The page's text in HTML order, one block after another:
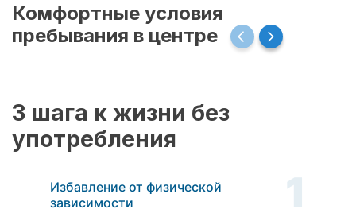
Комфортные условия
пребывания в центре
3 шага к жизни без
употребления
Избавление от физической
зависимости
1